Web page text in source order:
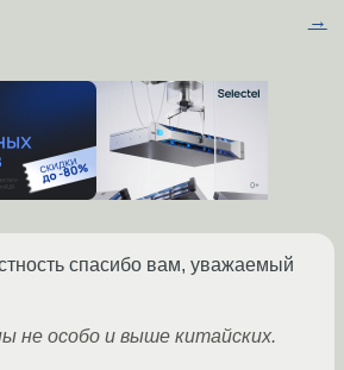
→
спасибо вам, уважаемый
не особо и выше китайских.